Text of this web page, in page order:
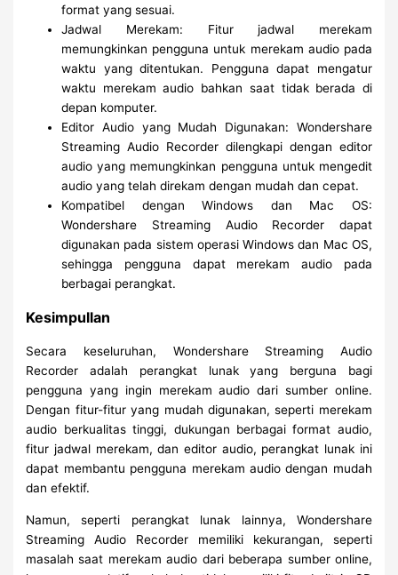
format yang sesuai.
Jadwal Merekam: Fitur jadwal merekam
memungkinkan pengguna untuk merekam audio pada
waktu yang ditentukan. Pengguna dapat mengatur
waktu merekam audio bahkan saat tidak berada di
depan komputer.
Editor Audio yang Mudah Digunakan: Wondershare
Streaming Audio Recorder dilengkapi dengan editor
audio yang memungkinkan pengguna untuk mengedit
audio yang telah direkam dengan mudah dan cepat.
Kompatibel dengan Windows dan Mac OS:
Wondershare Streaming Audio Recorder dapat
digunakan pada sistem operasi Windows dan Mac OS,
sehingga pengguna dapat merekam audio pada
berbagai perangkat.
Kesimpullan
Secara keseluruhan, Wondershare Streaming Audio
Recorder adalah perangkat lunak yang berguna bagi
pengguna yang ingin merekam audio dari sumber online.
Dengan fitur-fitur yang mudah digunakan, seperti merekam
audio berkualitas tinggi, dukungan berbagai format audio,
fitur jadwal merekam, dan editor audio, perangkat lunak ini
dapat membantu pengguna merekam audio dengan mudah
dan efektif.
Namun, seperti perangkat lunak lainnya, Wondershare
Streaming Audio Recorder memiliki kekurangan, seperti
masalah saat merekam audio dari beberapa sumber online,